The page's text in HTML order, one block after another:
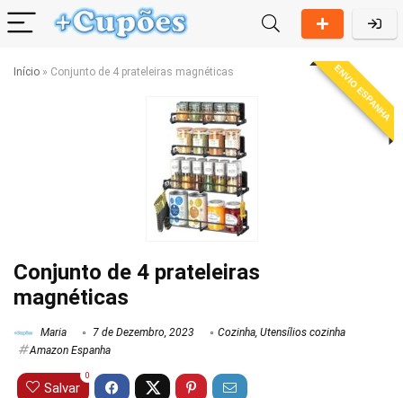
Início » Conjunto de 4 prateleiras magnéticas ENVIO ESPANHA
Conjunto de 4 prateleiras
magnéticas
Maria 7 de Dezembro, 2023 Cozinha, Utensílios cozinha
Amazon Espanha
Salvar
0